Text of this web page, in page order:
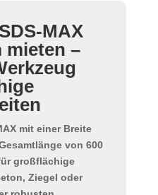
MAX
mieten –
mit einer Breite
von 600
großflächige
Ziegel oder